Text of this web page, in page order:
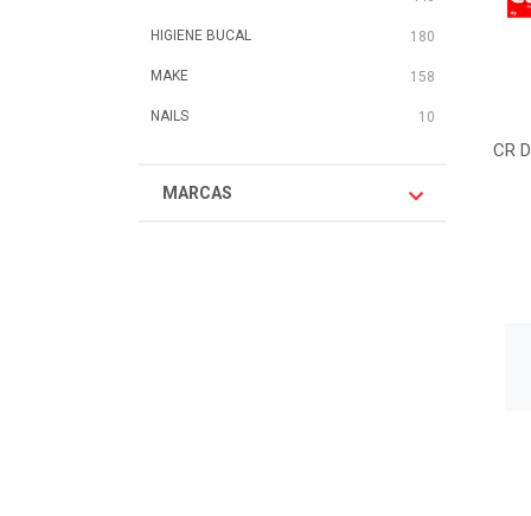
HIGIENE BUCAL 180
MAKE 158
NAILS 10
MARCAS
CR